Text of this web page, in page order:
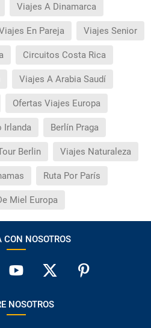
Viajes A Dinamarca
En Pareja Viajes Senior
Circuitos Costa Rica
Viajes A Arabia Saudí
Ofertas Viajes Europa
Irlanda Berlín Praga
Berlin Viajes Naturaleza
Ruta Por París
Miel Europa
CON NOSOTROS
NOSOTROS